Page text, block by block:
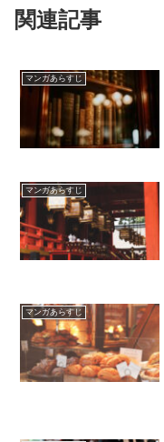
関連記事
マンガあらすじ
マンガあらすじ
マンガあらすじ